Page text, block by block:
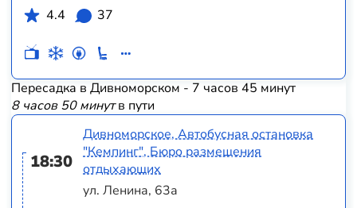
4.4
37
Пересадка в Дивноморском - 7 часов 45 минут
8 часов 50 минутв пути
18:30
Дивноморское, Автобусная остановка
"Кемпинг", Бюро размещения
отдыхающих
ул. Ленина, 63а